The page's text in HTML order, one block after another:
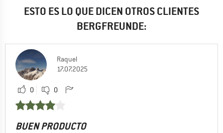
ESTO ES LO QUE DICEN OTROS CLIENTES
BERGFREUNDE:
Raquel
17.07.2025
0 0
BUEN PRODUCTO